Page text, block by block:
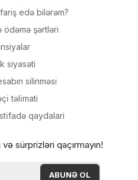
edə bilərəm?
ödəmə şərtləri
siyasəti
silinməsi
təli̇mati
qaydalari
sürprizləri qaçırmayın!